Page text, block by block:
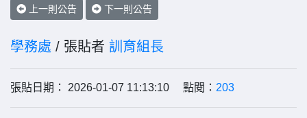
上一則公告 下一則公告
學務處 / 張貼者 訓育組長
張貼日期： 2026-01-07 11:13:10 點閱： 203